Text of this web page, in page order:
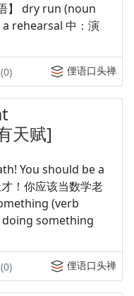
】 dry run (noun
rehearsal 中：演
俚语口头禅
天赋]
You should be a
！你应该当数学老
(verb
doing something
俚语口头禅